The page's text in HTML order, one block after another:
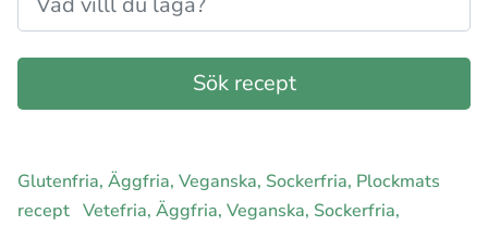
Glutenfria, Äggfria, Veganska, Sockerfria, Plockmats
recept Vetefria, Äggfria, Veganska, Sockerfria,